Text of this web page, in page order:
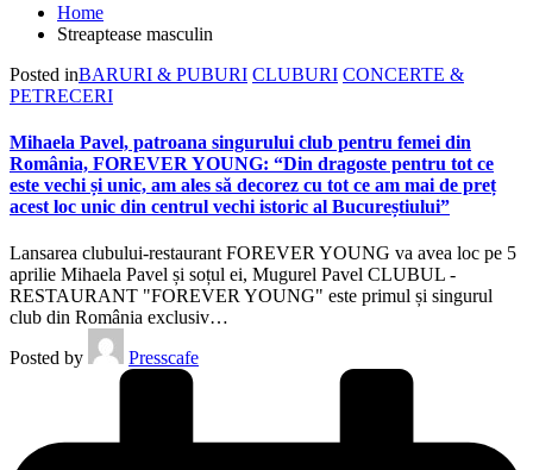
Home
Streaptease masculin
Posted inBARURI & PUBURI CLUBURI CONCERTE &
PETRECERI
Mihaela Pavel, patroana singurului club pentru femei din
România, FOREVER YOUNG: “Din dragoste pentru tot ce
este vechi și unic, am ales să decorez cu tot ce am mai de preț
acest loc unic din centrul vechi istoric al Bucureștiului”
Lansarea clubului-restaurant FOREVER YOUNG va avea loc pe 5
aprilie Mihaela Pavel și soțul ei, Mugurel Pavel CLUBUL -
RESTAURANT "FOREVER YOUNG" este primul și singurul
club din România exclusiv…
Posted by
Presscafe